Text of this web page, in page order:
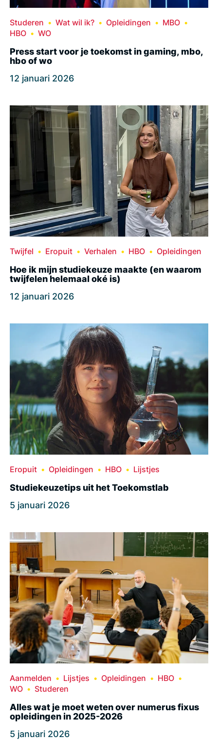
Studeren Wat wil ik? Opleidingen
MBO
HBO
WO
Press start voor je toekomst in gaming, mbo,
hbo of wo
12 januari 2026
Twijfel Eropuit Verhalen HBO Opleidingen
Hoe ik mijn studiekeuze maakte (en waarom
twijfelen helemaal oké is)
12 januari 2026
Eropuit Opleidingen HBO Lijstjes
Studiekeuzetips uit het Toekomstlab
5 januari 2026
Aanmelden Lijstjes Opleidingen
HBO
WO
Studeren
Alles wat je moet weten over numerus fixus
opleidingen in 2025-2026
5 januari 2026